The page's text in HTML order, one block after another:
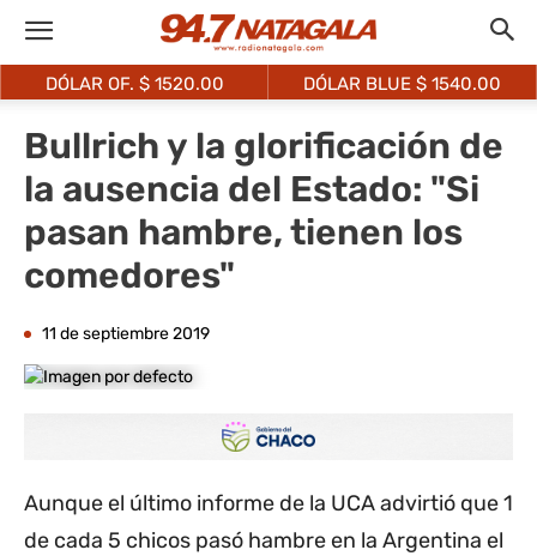
DÓLAR OF. $ 1520.00 DÓLAR BLUE $ 1540.00
Bullrich y la glorificación de
la ausencia del Estado: "Si
pasan hambre, tienen los
comedores"
11 de septiembre 2019
Aunque el último informe de la UCA advirtió que 1
de cada 5 chicos pasó hambre en la Argentina el